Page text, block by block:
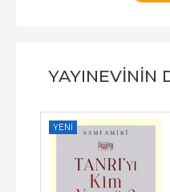
YAYINEVININ
YENI